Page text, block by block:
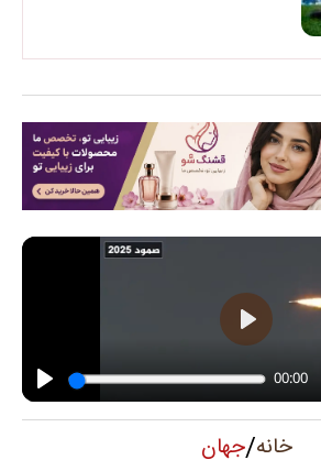
خانه/جهان